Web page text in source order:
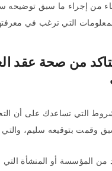
من إجراء ما سبق توضيحه
التي ترغب في
من صحة عقد
التي تساعدك على أن
وقمت بتوقيعه سليم، والتي
من المؤسسة أو المنشأة